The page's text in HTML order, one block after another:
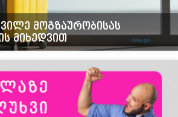
მოგზაურობისას
მიხედვით